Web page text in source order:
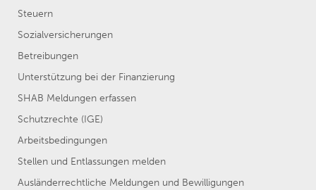
Steuern
Sozialversicherungen
Betreibungen
Unterstützung bei der Finanzierung
SHAB Meldungen erfassen
Schutzrechte (IGE)
Arbeitsbedingungen
Stellen und Entlassungen melden
Ausländerrechtliche Meldungen und Bewilligungen